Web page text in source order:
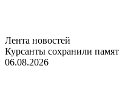
Лента новостей
Курсанты сохранили
06.08.2026